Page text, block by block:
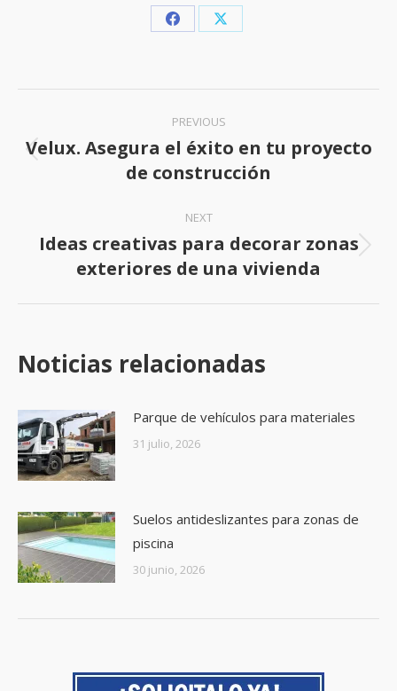
Share
Facebook
Share
X
navigationPREVIOUS
Previous
post:
Velux. Asegura el éxito en tu proyecto
de construcción
NEXT
Next
post:
Ideas creativas para decorar zonas
exteriores de una vivienda
Noticias relacionadas
Parque de vehículos para materiales
31 julio, 2026
Suelos antideslizantes para zonas de
piscina
30 junio, 2026